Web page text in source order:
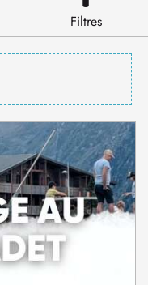
Filtres